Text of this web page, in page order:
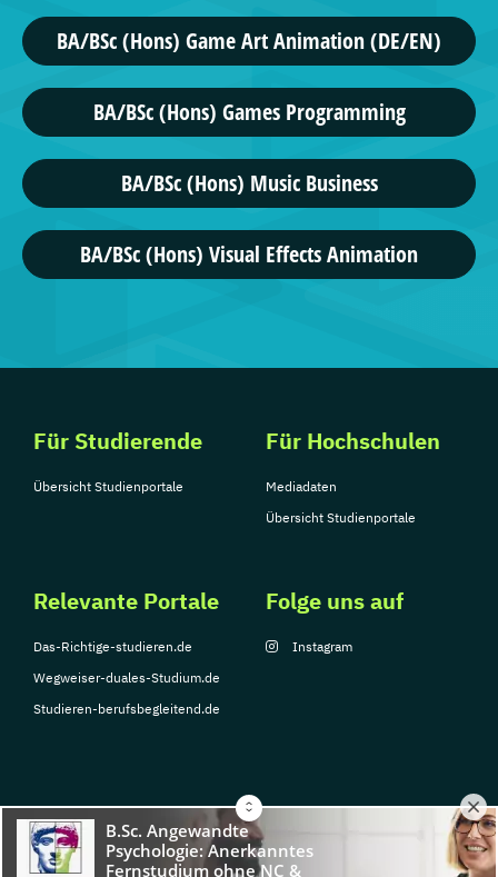
BA/BSc (Hons) Game Art Animation (DE/EN)
BA/BSc (Hons) Games Programming
BA/BSc (Hons) Music Business
BA/BSc (Hons) Visual Effects Animation
Für Studierende
Übersicht Studienportale
Für Hochschulen
Mediadaten
Übersicht Studienportale
Relevante Portale
Das-Richtige-studieren.de
Wegweiser-duales-Studium.de
Studieren-berufsbegleitend.de
Folge uns auf
Instagram
© Copyright 2026, TarGroup Media GmbH